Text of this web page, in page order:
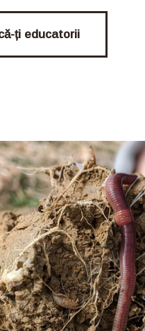
ți educatorii